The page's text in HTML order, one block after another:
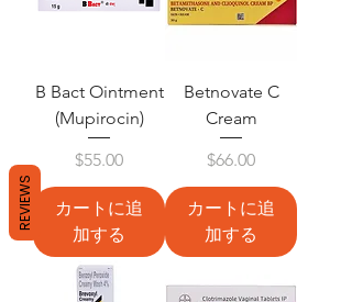
B Bact Ointment
(Mupirocin)
価格
$55.00
カートに追
加する
Betnovate C
Cream
価格
$66.00
カートに追
加する
REVIEWS